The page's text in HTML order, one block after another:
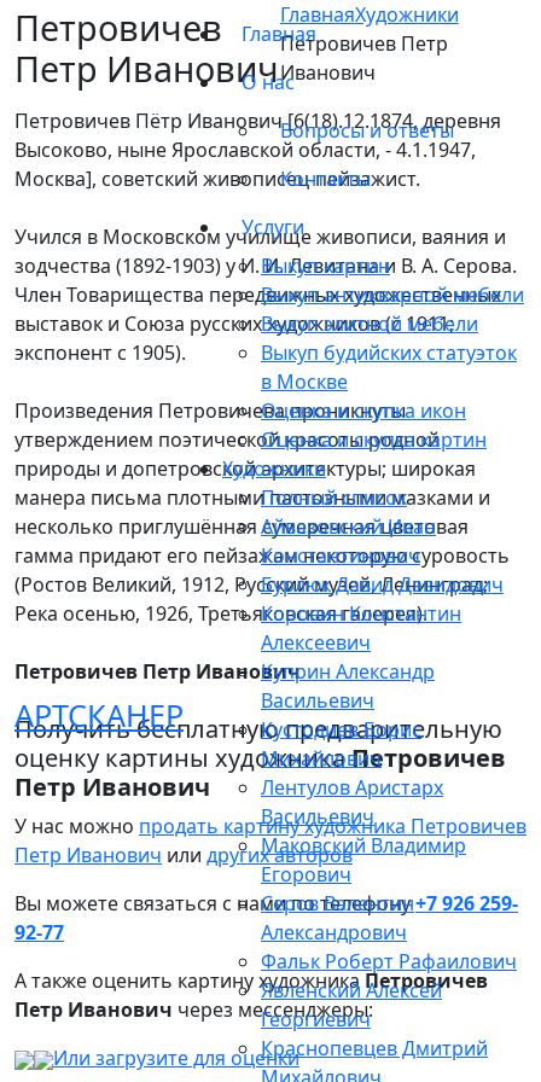
АРТСКАНЕР
Главная
О нас
Вопросы и ответы
Контакты
Услуги
Выкуп картин
Выкуп антикварной мебели
Выкуп элитной мебели
Выкуп будийских статуэток
в Москве
Оценка и скупка икон
Оценка и скупка картин
Художники
Полный список
Айвазовский Иван
Константинович
Бурлюк Давид Давидович
Коровин Константин
Алексеевич
Куприн Александр
Васильевич
Кустодиев Борис
Михайлович
Лентулов Аристарх
Васильевич
Маковский Владимир
Егорович
Серов Валентин
Александрович
Фальк Роберт Рафаилович
Явленский Алексей
Георгиевич
Краснопевцев Дмитрий
Петровичев
Петр Иванович
ГлавнаяХудожники
Петровичев Петр
Иванович
Петровичев Пётр Иванович [6(18).12.1874, деревня
Высоково, ныне Ярославской области, - 4.1.1947,
Москва], советский живописец-пейзажист.
Учился в Московском училище живописи, ваяния и
зодчества (1892-1903) у И. И. Левитана и В. А. Серова.
Член Товарищества передвижных художественных
выставок и Союза русских художников (с 1911;
экспонент с 1905).
Произведения Петровичева проникнуты
утверждением поэтической красоты родной
природы и допетровской архитектуры; широкая
манера письма плотными пастозными мазками и
несколько приглушённая сумеречная цветовая
гамма придают его пейзажам некоторую суровость
(Ростов Великий, 1912, Русский музей, Ленинград;
Река осенью, 1926, Третьяковская галерея).
Петровичев Петр Иванович
Получить бесплатную предварительную
оценку картины художникаПетровичев
Петр Иванович
У нас можно продать картину художника Петровичев
Петр Иванович или других авторов
Вы можете связаться с нами по телефону+7 926 259-
92-77
А также оценить картину художника Петровичев
Петр Иванович через мессенджеры:
Или загрузите для оценки